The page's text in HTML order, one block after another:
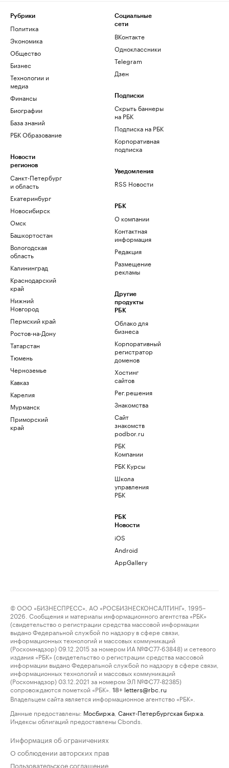
Рубрики
Политика
Экономика
Общество
Бизнес
Технологии и
медиа
Финансы
Биографии
База знаний
РБК Образование
Новости
регионов
Санкт-Петербург
и область
Екатеринбург
Новосибирск
Омск
Башкортостан
Вологодская
область
Калининград
Краснодарский
край
Нижний
Новгород
Пермский край
Ростов-на-Дону
Татарстан
Тюмень
Черноземье
Кавказ
Карелия
Мурманск
Приморский
край
Социальные
сети
ВКонтакте
Одноклассники
Telegram
Дзен
Подписки
Скрыть баннеры
на РБК
Подписка на РБК
Корпоративная
подписка
Уведомления
RSS Новости
РБК
О компании
Контактная
информация
Редакция
Размещение
рекламы
Другие
продукты
РБК
Облако для
бизнеса
Корпоративный
регистратор
доменов
Хостинг
сайтов
Рег.решения
Знакомства
Сайт
знакомств
podbor.ru
РБК
Компании
РБК Курсы
Школа
управления
РБК
РБК
Новости
iOS
Android
AppGallery
© ООО «БИЗНЕСПРЕСС», АО «РОСБИЗНЕСКОНСАЛТИНГ», 1995–
2026. Сообщения и материалы информационного агентства «РБК»
(свидетельство о регистрации средства массовой информации
выдано Федеральной службой по надзору в сфере связи,
информационных технологий и массовых коммуникаций
(Роскомнадзор) 09.12.2015 за номером ИА №ФС77-63848) и сетевого
издания «РБК» (свидетельство о регистрации средства массовой
информации выдано Федеральной службой по надзору в сфере связи,
информационных технологий и массовых коммуникаций
(Роскомнадзор) 03.12.2021 за номером ЭЛ №ФС77-82385)
сопровождаются пометкой «РБК».
18+ letters@rbc.ru
Владельцем сайта является информационное агентство «РБК».
Данные предоставлены: Мосбиржа Санкт-Петербургская биржа
Индексы облигаций предоставлены Cbonds.
Информация об ограничениях
О соблюдении авторских прав
Пользовательское соглашение